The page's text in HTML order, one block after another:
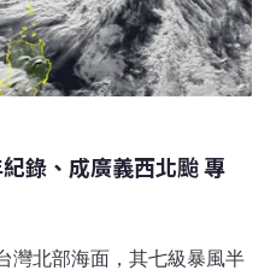
驗局上月9日修訂兩項國家
汽油）正式新增「E10酒精
錄、成廣義西北颱 專
灣北部海面，其七級暴風半